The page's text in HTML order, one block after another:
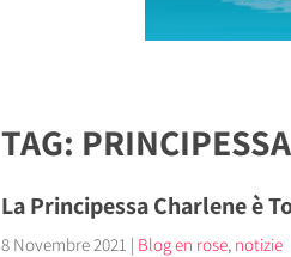
TAG:
La Principessa Charlene è
8 Novembre 2021 | Blog en rose, notizie